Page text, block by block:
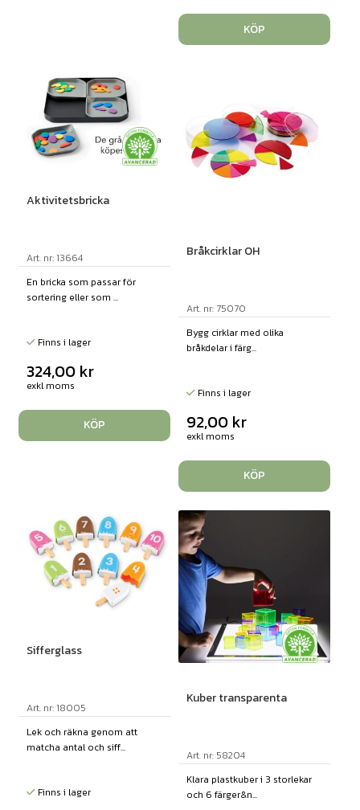
KÖP
Aktivitetsbricka
Art. nr: 13664
En bricka som passar för
sortering eller som ...
Finns i lager
324,00 kr
exkl moms
KÖP
Bråkcirklar OH
Art. nr: 75070
Bygg cirklar med olika
bråkdelar i färg...
Finns i lager
92,00 kr
exkl moms
KÖP
Sifferglass
Art. nr: 18005
Lek och räkna genom att
matcha antal och siff...
Finns i lager
Kuber transparenta
Art. nr: 58204
Klara plastkuber i 3 storlekar
och 6 färger&n...